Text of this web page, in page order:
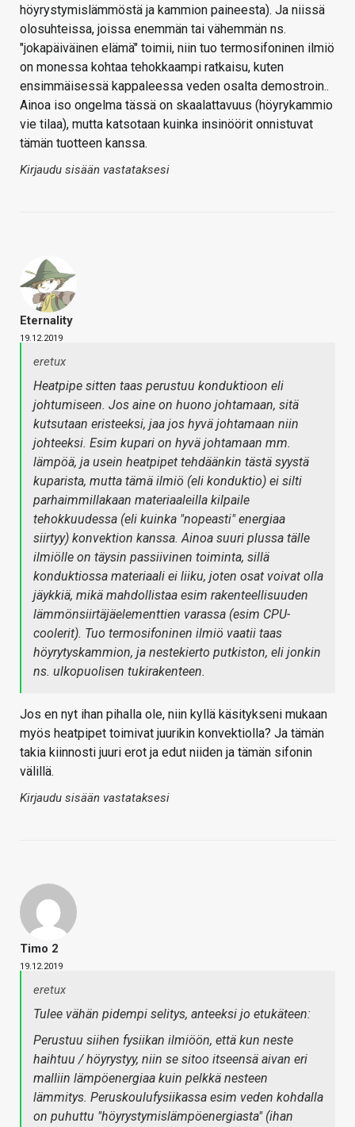
höyrystymislämmöstä ja kammion paineesta). Ja niissä
olosuhteissa, joissa enemmän tai vähemmän ns.
"jokapäiväinen elämä" toimii, niin tuo termosifoninen ilmiö
on monessa kohtaa tehokkaampi ratkaisu, kuten
ensimmäisessä kappaleessa veden osalta demostroin..
Ainoa iso ongelma tässä on skaalattavuus (höyrykammio
vie tilaa), mutta katsotaan kuinka insinöörit onnistuvat
tämän tuotteen kanssa.
Kirjaudu sisään vastataksesi
Eternality
19.12.2019
eretux
Heatpipe sitten taas perustuu konduktioon eli
johtumiseen. Jos aine on huono johtamaan, sitä
kutsutaan eristeeksi, jaa jos hyvä johtamaan niin
johteeksi. Esim kupari on hyvä johtamaan mm.
lämpöä, ja usein heatpipet tehdäänkin tästä syystä
kuparista, mutta tämä ilmiö (eli konduktio) ei silti
parhaimmillakaan materiaaleilla kilpaile
tehokkuudessa (eli kuinka "nopeasti" energiaa
siirtyy) konvektion kanssa. Ainoa suuri plussa tälle
ilmiölle on täysin passiivinen toiminta, sillä
konduktiossa materiaali ei liiku, joten osat voivat olla
jäykkiä, mikä mahdollistaa esim rakenteellisuuden
lämmönsiirtäjäelementtien varassa (esim CPU-
coolerit). Tuo termosifoninen ilmiö vaatii taas
höyrytyskammion, ja nestekierto putkiston, eli jonkin
ns. ulkopuolisen tukirakenteen.
Jos en nyt ihan pihalla ole, niin kyllä käsitykseni mukaan
myös heatpipet toimivat juurikin konvektiolla? Ja tämän
takia kiinnosti juuri erot ja edut niiden ja tämän sifonin
välillä.
Kirjaudu sisään vastataksesi
Timo 2
19.12.2019
eretux
Tulee vähän pidempi selitys, anteeksi jo etukäteen:
Perustuu siihen fysiikan ilmiöön, että kun neste
haihtuu / höyrystyy, niin se sitoo itseensä aivan eri
malliin lämpöenergiaa kuin pelkkä nesteen
lämmitys. Peruskoulufysiikassa esim veden kohdalla
on puhuttu "höyrystymislämpöenergiasta" (ihan